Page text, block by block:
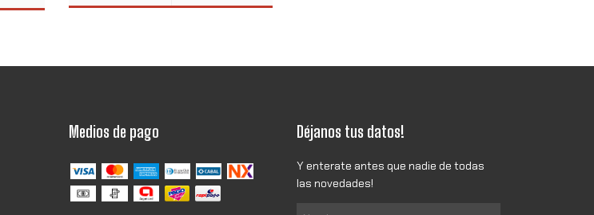
Medios de pago Déjanos tus datos!
Y enterate antes que nadie de todas
las novedades!